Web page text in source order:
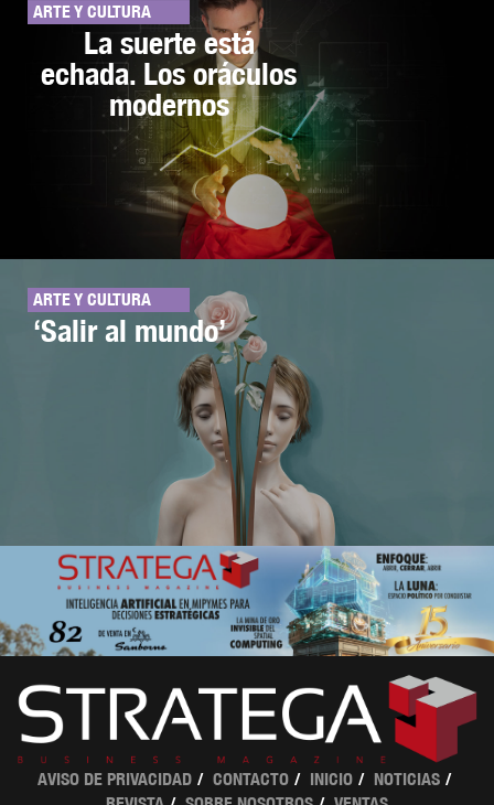
ARTE Y CULTURA
La suerte está
echada. Los oráculos
modernos
ARTE Y CULTURA
‘Salir al mundo’
AVISO DE PRIVACIDAD CONTACTO INICIO
NOTICIAS